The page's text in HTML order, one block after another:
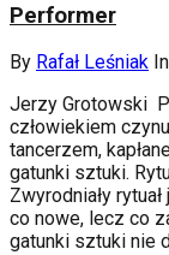
Performer
By Rafał Leśniak In
Jerzy Grotowski
człowiekiem
tancerzem,
gatunki sztuki.
Zwyrodniały
co nowe, lecz co
gatunki sztuki nie